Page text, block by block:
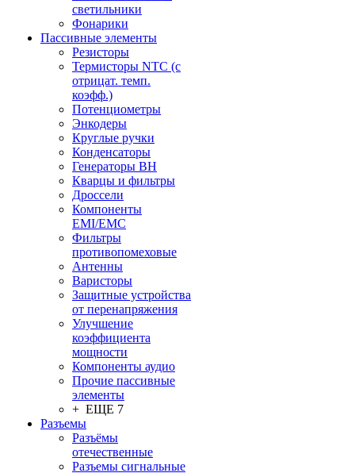
светильники
Фонарики
Пассивные элементы
Резисторы
Термисторы NTC (с
отрицат. темп.
коэфф.)
Потенциометры
Энкодеры
Круглые ручки
Конденсаторы
Генераторы ВН
Кварцы и фильтры
Дроссели
Компоненты
EMI/EMC
Фильтры
противопомеховые
Антенны
Варисторы
Защитные устройства
от перенапряжения
Улучшение
коэффициента
мощности
Компоненты аудио
Прочие пассивные
элементы
+ ЕЩЕ 7
Разъeмы
Разъёмы
отечественные
Разъeмы сигнальные